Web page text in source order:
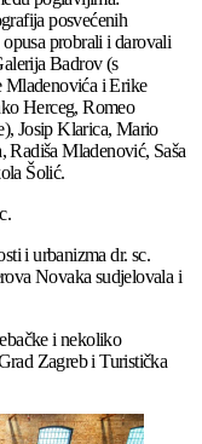
posvećenih
probrali i darovali
Badrov (s
Mladenovića i Erike
Herceg, Romeo
Josip Klarica, Mario
Mladenović, Saša
Šolić.
i urbanizma dr. sc.
Novaka sudjelovala i
i nekoliko
Zagreb i Turistička